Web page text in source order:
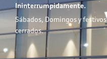
Ininterrumpidamente.
Sábados, Domingos y festivos
cerrados.